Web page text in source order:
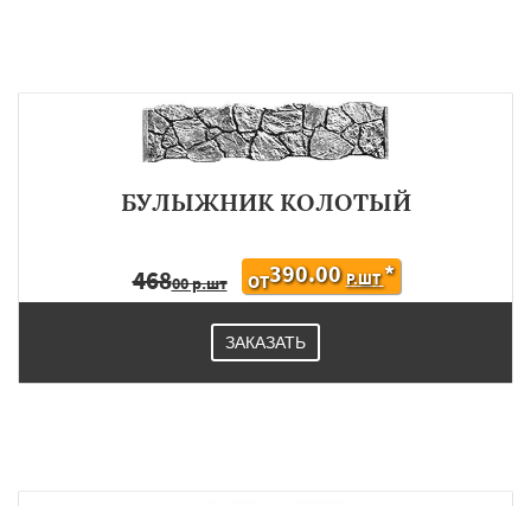
БУЛЫЖНИК КОЛОТЫЙ
46800 р.шт ОТ390.00 Р.ШТ*
ЗАКАЗАТЬ